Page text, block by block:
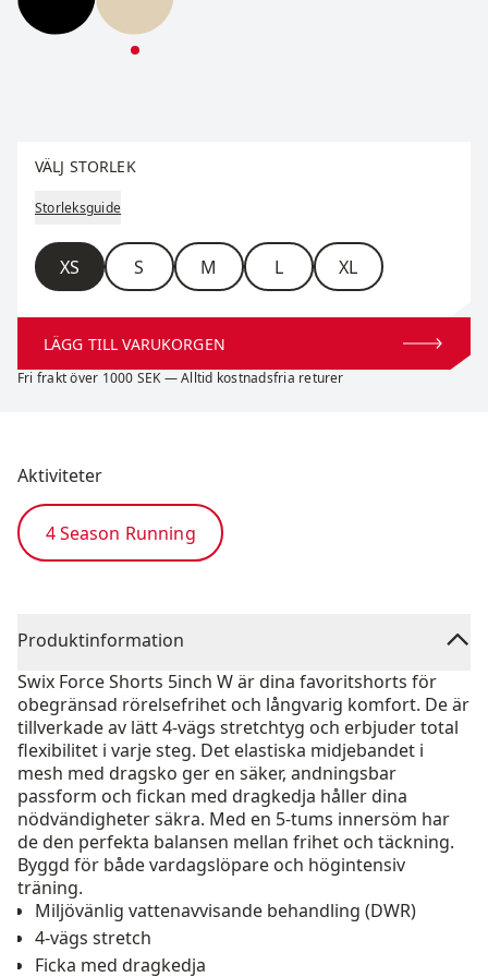
Force Shorts 5inch WForce Shorts 5inch W
Välj storlek
VÄLJ STORLEK
Storleksguide
Storlek
XS S M L XL
LÄGG TILL VARUKORGEN
Fri frakt över 1000 SEK — Alltid kostnadsfria returer
Aktiviteter
4 Season Running
Produktinformation
Swix Force Shorts 5inch W är dina favoritshorts för
obegränsad rörelsefrihet och långvarig komfort. De är
tillverkade av lätt 4-vägs stretchtyg och erbjuder total
flexibilitet i varje steg. Det elastiska midjebandet i
mesh med dragsko ger en säker, andningsbar
passform och fickan med dragkedja håller dina
nödvändigheter säkra. Med en 5-tums innersöm har
de den perfekta balansen mellan frihet och täckning.
Byggd för både vardagslöpare och högintensiv
träning.
Miljövänlig vattenavvisande behandling (DWR)
4-vägs stretch
Ficka med dragkedja